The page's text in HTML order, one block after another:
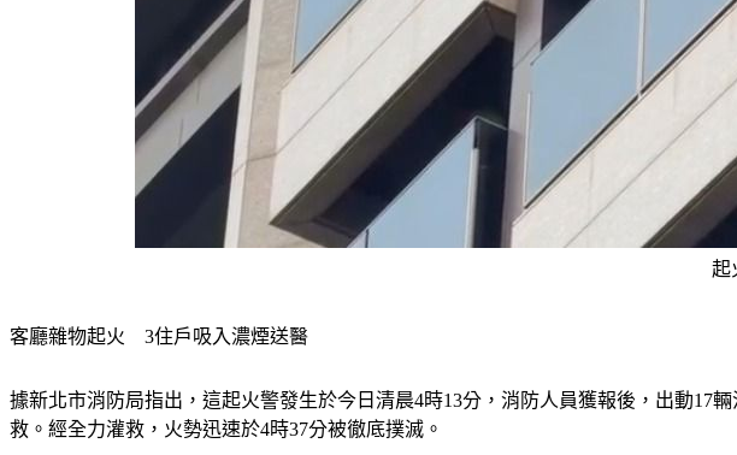
起
客廳雜物起火　3住戶吸入濃煙送醫
據新北市消防局指出，這起火警發生於今日清晨4時13分，消防人員獲報後，出動17
救。經全力灌救，火勢迅速於4時37分被徹底撲滅。